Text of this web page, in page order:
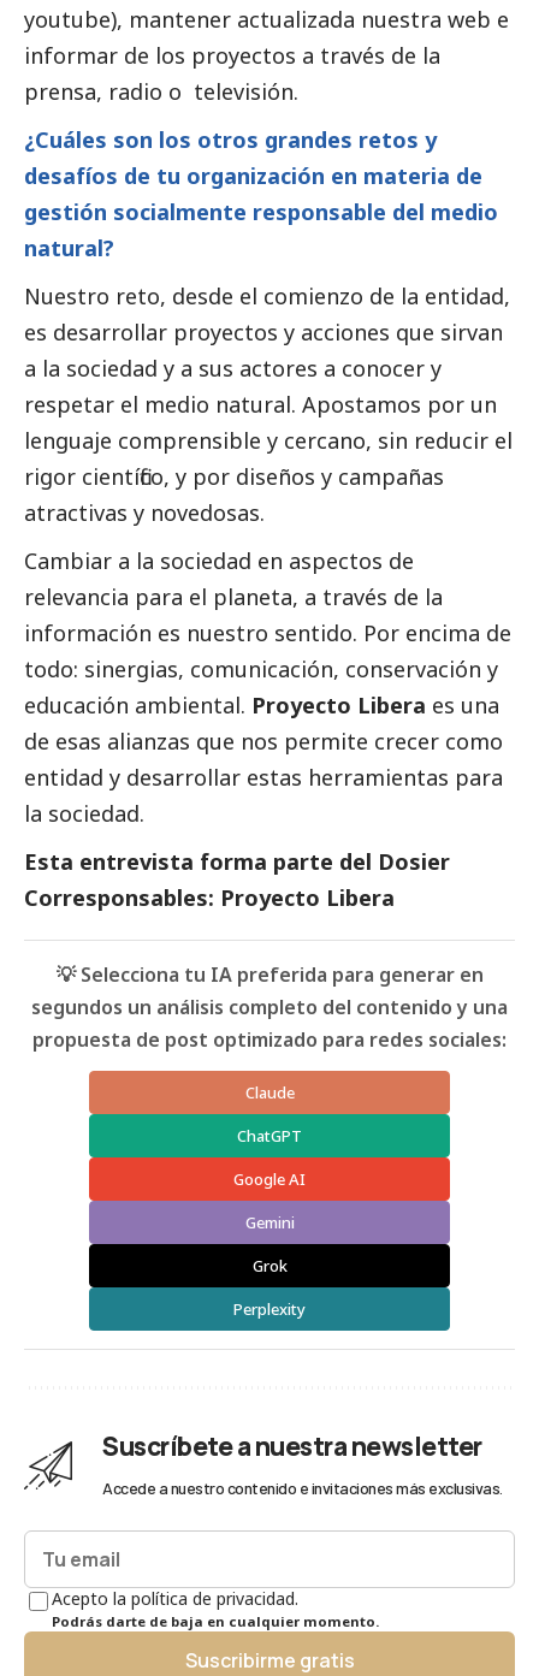
youtube), mantener actualizada nuestra web e
informar de los proyectos a través de la
prensa, radio o televisión.
¿Cuáles son los otros grandes retos y
desafíos de tu organización en materia de
gestión socialmente responsable del medio
natural?
Nuestro reto, desde el comienzo de la entidad,
es desarrollar proyectos y acciones que sirvan
a la sociedad y a sus actores a conocer y
respetar el medio natural. Apostamos por un
lenguaje comprensible y cercano, sin reducir el
rigor científico, y por diseños y campañas
atractivas y novedosas.
Cambiar a la sociedad en aspectos de
relevancia para el planeta, a través de la
información es nuestro sentido. Por encima de
todo: sinergias, comunicación, conservación y
educación ambiental. Proyecto Libera es una
de esas alianzas que nos permite crecer como
entidad y desarrollar estas herramientas para
la sociedad.
Esta entrevista forma parte del Dosier
Corresponsables: Proyecto Libera
💡 Selecciona tu IA preferida para generar en
segundos un análisis completo del contenido y una
propuesta de post optimizado para redes sociales:
Claude
ChatGPT
Google AI
Gemini
Grok
Perplexity
Suscríbete a nuestra newsletter
Accede a nuestro contenido e invitaciones más exclusivas.
Acepto la política de privacidad.
Podrás darte de baja en cualquier momento.
Suscribirme gratis